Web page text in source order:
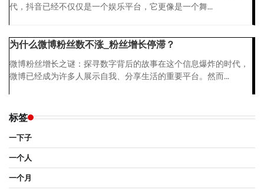
代，抖音已经不仅仅是一个娱乐平台，它更像是一个舞...
为什么微博粉丝数不涨_粉丝增长停滞？
微博粉丝增长之谜：探寻数字背后的故事在这个信息爆炸的时代，
微博已经成为许多人展示自我、分享生活的重要平台。然而...
标签
一下子
一个人
一个月